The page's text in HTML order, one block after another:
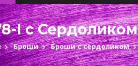
I с Сердоликом
Броши Броши с сердоликом